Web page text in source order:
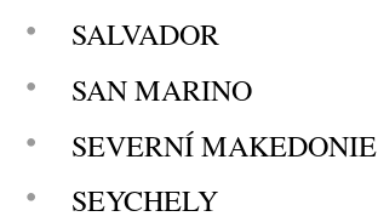
SALVADOR
SAN MARINO
SEVERNÍ MAKEDONIE
SEYCHELY